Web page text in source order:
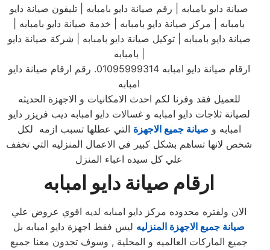
صيانة دايو بامبابه | رقم صيانة دايو بامبابه | تليفون صيانة دايو
بامبابه | مركز صيانة دايو بامبابه | خدمة صيانة دايو بامبابه |
صيانة دايو بامبابه | توكيل صيانة دايو بامبابه | شركة صيانة دايو
ارقام صيانة دايو امبابه 01095999314. رقم ارقام صيانة دايو
امبابه
للعميل فقد وفرنا لكم احدث الامكانيات و الاجهزة الحديثه
لصيانة ثلاجات دايو امبابه و غسالات دايو امبابه ديب فريزر دايو
امبابه و صيانة جميع الاجهزة التي عطلها تسبب ازمه لكل
شخص لانها تساهم بشكل كبير في الاعمال المنزليه التي تخفف
علي كل سيده اعباء المنزل
ارقام صيانة دايو امبابه
الان ولفتره محدوده مركز دايو امبابه لديه اقوي عروض علي
صيانة جميع الاجهزة المنزليه ليس فقط اجهزة دايو امبابه بل
جميع الماركات العالميه و المحلية , وسوف تجدون معنا جميع